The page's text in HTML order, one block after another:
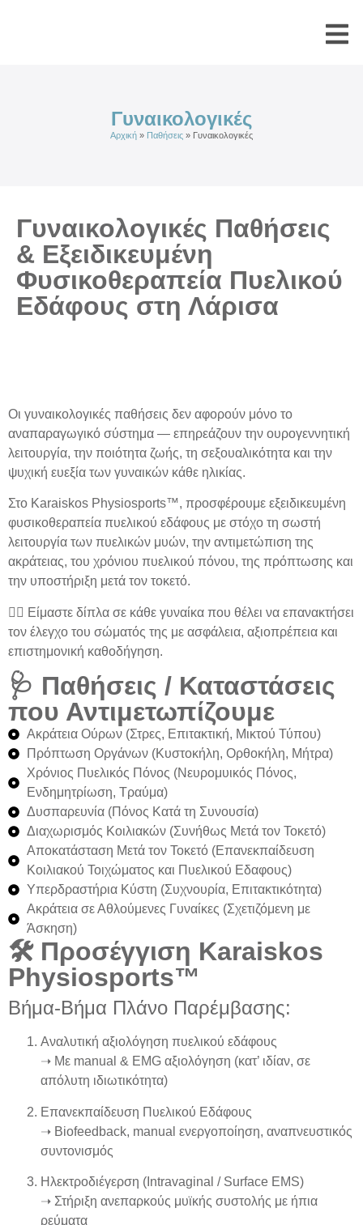
Γυναικολογικές
Αρχική » Παθήσεις » Γυναικολογικές
Γυναικολογικές Παθήσεις
& Εξειδικευμένη
Φυσικοθεραπεία Πυελικού
Εδάφους στη Λάρισα
Οι γυναικολογικές παθήσεις δεν αφορούν μόνο το
αναπαραγωγικό σύστημα — επηρεάζουν την ουρογεννητική
λειτουργία, την ποιότητα ζωής, τη σεξουαλικότητα και την
ψυχική ευεξία των γυναικών κάθε ηλικίας.
Στο Karaiskos Physiosports™, προσφέρουμε εξειδικευμένη
φυσικοθεραπεία πυελικού εδάφους με στόχο τη σωστή
λειτουργία των πυελικών μυών, την αντιμετώπιση της
ακράτειας, του χρόνιου πυελικού πόνου, της πρόπτωσης και
την υποστήριξη μετά τον τοκετό.
👩‍⚕️ Είμαστε δίπλα σε κάθε γυναίκα που θέλει να επανακτήσει
τον έλεγχο του σώματός της με ασφάλεια, αξιοπρέπεια και
επιστημονική καθοδήγηση.
🩺 Παθήσεις / Καταστάσεις
που Αντιμετωπίζουμε
Ακράτεια Ούρων(Στρες, Επιτακτική, Μικτού Τύπου)
Πρόπτωση Οργάνων(Κυστοκήλη, Ορθοκήλη, Μήτρα)
Χρόνιος Πυελικός Πόνος (Νευρομυικός Πόνος,
Ενδημητρίωση, Τραύμα)
Δυσπαρευνία (Πόνος Κατά τη Συνουσία)
Διαχωρισμός Κοιλιακών (Συνήθως Μετά τον Τοκετό)
Αποκατάσταση Μετά τον Τοκετό(Επανεκπαίδευση
Κοιλιακού Τοιχώματος και Πυελικού Εδαφους)
Υπερδραστήρια Κύστη (Συχνουρία, Επιτακτικότητα)
Ακράτεια σε Αθλούμενες Γυναίκες (Σχετιζόμενη με
Άσκηση)
🛠️ Προσέγγιση Karaiskos
Physiosports™
Βήμα-Βήμα Πλάνο Παρέμβασης:
Αναλυτική αξιολόγηση πυελικού εδάφους
➝ Με manual & EMG αξιολόγηση (κατ’ ιδίαν, σε
απόλυτη ιδιωτικότητα)
Επανεκπαίδευση Πυελικού Εδάφους
➝ Biofeedback, manual ενεργοποίηση, αναπνευστικός
συντονισμός
Ηλεκτροδιέγερση (Intravaginal / Surface EMS)
➝ Στήριξη ανεπαρκούς μυϊκής συστολής με ήπια
ρεύματα